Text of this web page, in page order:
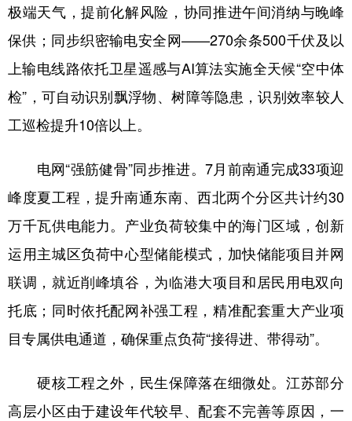
北京 天津 河北 山西
辽宁 吉林 上海 江苏
浙江 安徽 福建 江西
山东 河南 湖北 湖南
广东 广西
四川 贵州 云南 西藏
陕西 甘肃 青海 宁夏
新疆 内蒙古 黑龙江
多语种频道
English Español Français عربى
Deutsch Português
极端天气，提前化解风险，协同推进午间消纳与晚峰
保供；同步织密输电安全网——270余条500千伏及以
上输电线路依托卫星遥感与AI算法实施全天候“空中体
检”，可自动识别飘浮物、树障等隐患，识别效率较人
工巡检提升10倍以上。
电网“强筋健骨”同步推进。7月前南通完成33项迎
峰度夏工程，提升南通东南、西北两个分区共计约30
万千瓦供电能力。产业负荷较集中的海门区域，创新
运用主城区负荷中心型储能模式，加快储能项目并网
联调，就近削峰填谷，为临港大项目和居民用电双向
托底；同时依托配网补强工程，精准配套重大产业项
目专属供电通道，确保重点负荷“接得进、带得动”。
硬核工程之外，民生保障落在细微处。江苏部分
高层小区由于建设年代较早、配套不完善等原因，一